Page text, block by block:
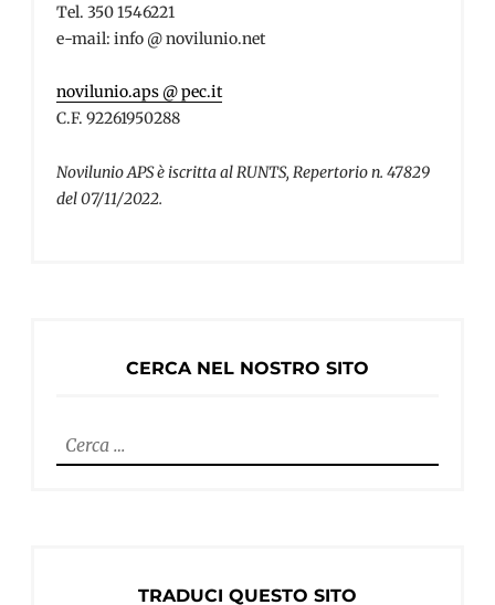
Tel. 350 1546221
e-mail: info @ novilunio.net
novilunio.aps @ pec.it
C.F. 92261950288
Novilunio APS è iscritta al RUNTS, Repertorio n. 47829
del 07/11/2022.
CERCA NEL NOSTRO SITO
Ricerca
per:
TRADUCI QUESTO SITO